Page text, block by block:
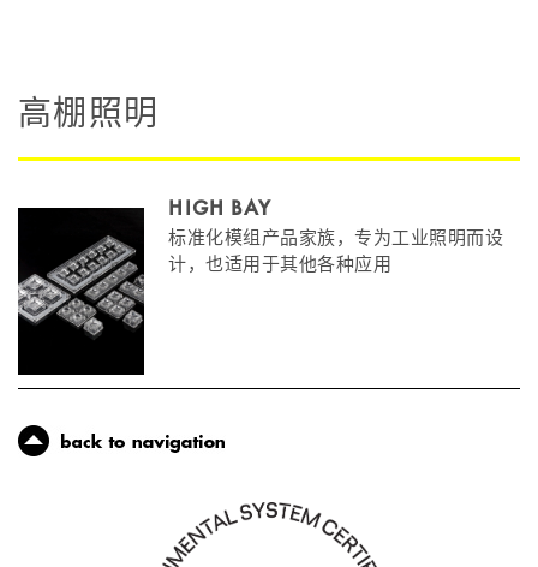
高棚照明
HIGH BAY
标准化模组产品家族，专为工业照明而设
计，也适用于其他各种应用